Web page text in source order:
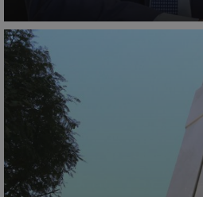
VISITOR_PRIVACY_METADATA